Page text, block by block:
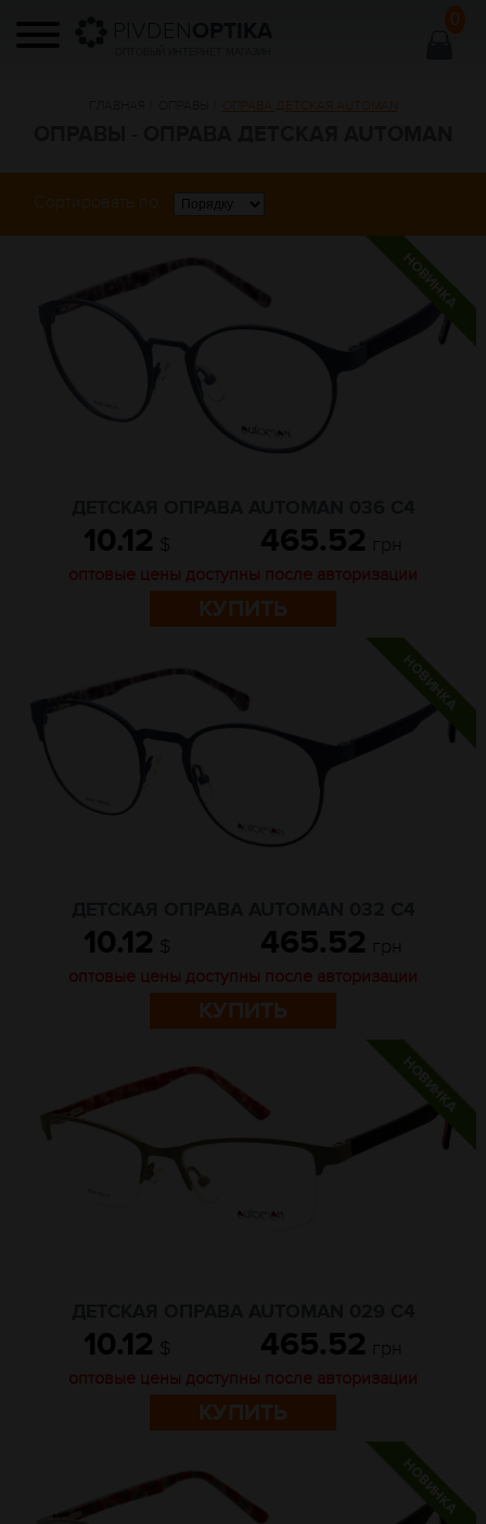
0
ОПРАВА ДЕТСКАЯ AUTOMAN
Сортировать по:
10.12 $ 465.52 грн
оптовые цены доступны после авторизации
КУПИТЬ
10.12 $ 465.52 грн
оптовые цены доступны после авторизации
КУПИТЬ
10.12 $ 465.52 грн
оптовые цены доступны после авторизации
КУПИТЬ